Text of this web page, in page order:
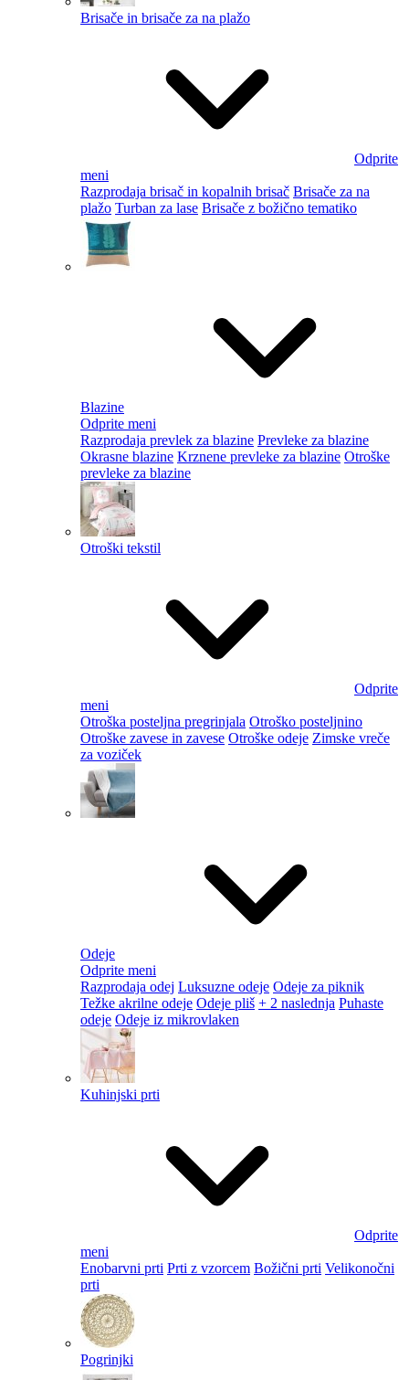
Brisače in brisače za na plažo
Odprite
meni
Razprodaja brisač in kopalnih brisač Brisače za na
plažo Turban za lase Brisače z božično tematiko
Blazine
Odprite meni
Razprodaja prevlek za blazine Prevleke za blazine
Okrasne blazine Krznene prevleke za blazine Otroške
prevleke za blazine
Otroški tekstil
Odprite
meni
Otroška posteljna pregrinjala Otroško posteljnino
Otroške zavese in zavese Otroške odeje Zimske vreče
za voziček
Odeje
Odprite meni
Razprodaja odej Luksuzne odeje Odeje za piknik
Težke akrilne odeje Odeje pliš + 2 naslednja Puhaste
odeje Odeje iz mikrovlaken
Kuhinjski prti
Odprite
meni
Enobarvni prti Prti z vzorcem Božični prti Velikonočni
prti​
Pogrinjki